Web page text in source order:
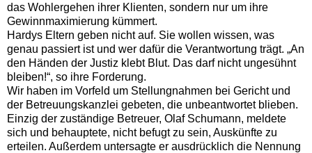
das Wohlergehen ihrer Klienten, sondern nur um ihre
Gewinnmaximierung kümmert.
Hardys Eltern geben nicht auf. Sie wollen wissen, was
genau passiert ist und wer dafür die Verantwortung trägt. „An
den Händen der Justiz klebt Blut. Das darf nicht ungesühnt
bleiben!“, so ihre Forderung.
Wir haben im Vorfeld um Stellungnahmen bei Gericht und
der Betreuungskanzlei gebeten, die unbeantwortet blieben.
Einzig der zuständige Betreuer, Olaf Schumann, meldete
sich und behauptete, nicht befugt zu sein, Auskünfte zu
erteilen. Außerdem untersagte er ausdrücklich die Nennung